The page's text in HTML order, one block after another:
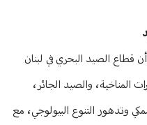
قطاع الصيد البحري في لبنان
المناخية، والصيد الجائر،
وتدهور التنوع البيولوجي، مع